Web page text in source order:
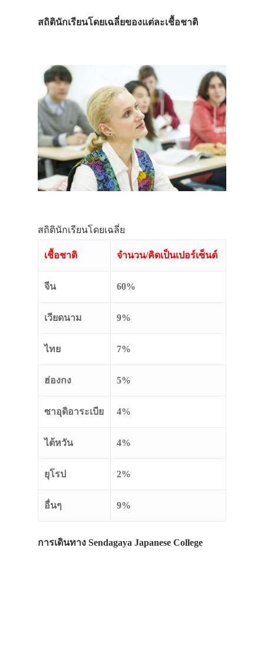
สถิตินักเรียนโดยเฉลี่ยของแต่ละเชื้อชาติ
สถิตินักเรียนโดยเฉลี่ย
เชื้อชาติ จำนวน/คิดเป็นเปอร์เซ็นต์
จีน 60%
เวียดนาม 9%
ไทย 7%
ฮ่องกง 5%
ซาอุดิอาระเบีย 4%
ไต้หวัน 4%
ยุโรป 2%
อื่นๆ 9%
การเดินทาง Sendagaya Japanese College